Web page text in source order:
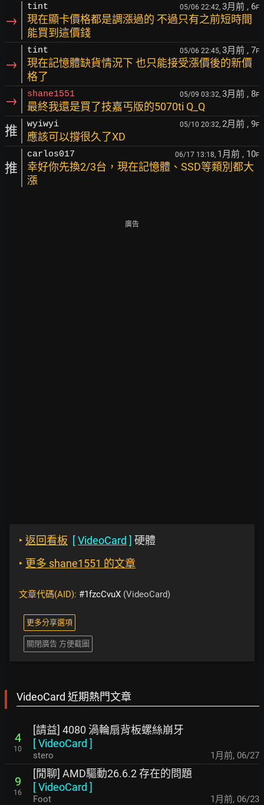
→
tint 05/06 22:42, 3月前 , 6F
現在顯卡價格都是調漲過的 不過只有之前短時間
能買到這價錢
→
tint 05/06 22:45, 3月前 , 7F
現在記憶體缺貨情況下 也只能接受漲價後的新價
格了
→ shane1551 05/09 03:32, 3月前 , 8F
最終我還是買了技嘉丐版的5070ti Q_Q
推 wyiwyi 05/10 20:32, 2月前 , 9F
應該可以撐很久了XD
推
carlos017 06/17 13:18, 1月前 , 10F
幸好你先換2/3台，現在記憶體、SSD等類別都大
漲
廣告
‣ 返回看板 [VideoCard ] 硬體
‣ 更多 shane1551 的文章
文章代碼(AID): #1fzcCvuX (VideoCard)
更多分享選項
關閉廣告 方便截圖
VideoCard 近期熱門文章
4
10
[請益] 4080 渦輪扇背板螺絲崩牙
[VideoCard ]
stero 1月前, 06/27
9
16
[閒聊] AMD驅動26.6.2 存在的問題
[VideoCard ]
Foot 1月前, 06/23